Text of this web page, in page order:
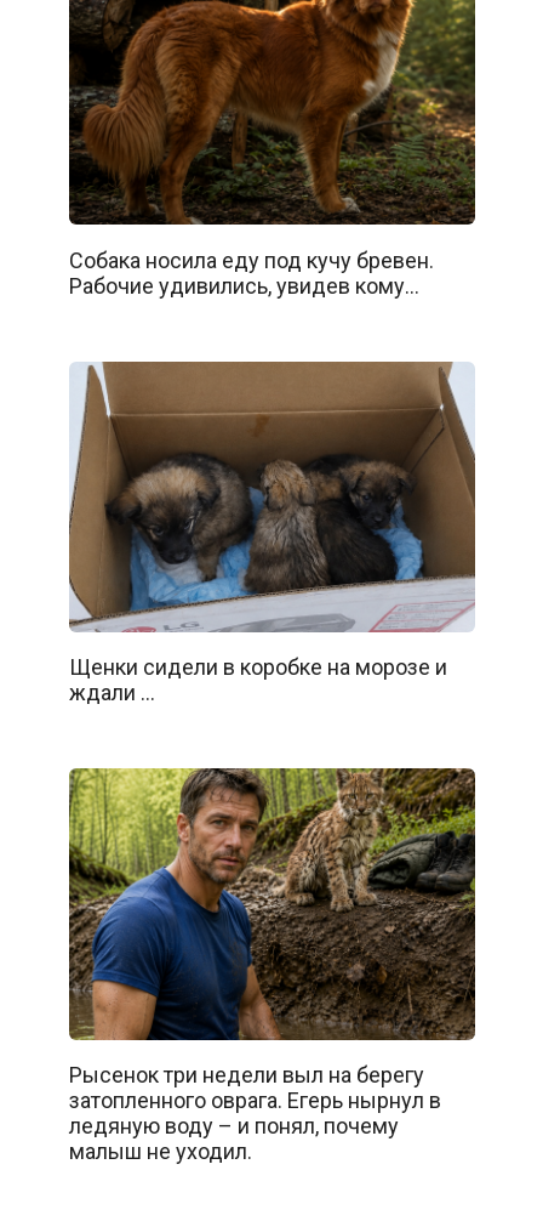
Собака носила еду под кучу бревен.
Рабочие удивились, увидев кому…
Щенки сидели в коробке на морозе и
ждали …
Рысенок три недели выл на берегу
затопленного оврага. Егерь нырнул в
ледяную воду – и понял, почему
малыш не уходил.